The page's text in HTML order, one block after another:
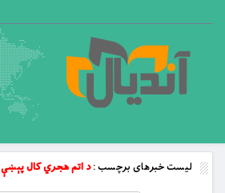
لیست خبرهای برچسب :د اتم هجري کال پېښې